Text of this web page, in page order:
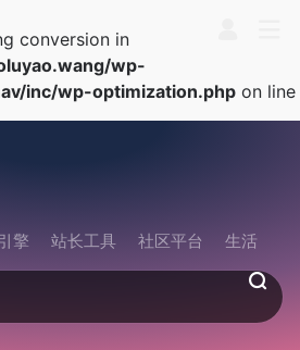
conversion in
wp-
inc/wp-optimization.php on line
擎 站长工具 社区平台 生活